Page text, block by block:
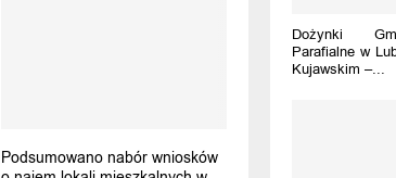
Podsumowano nabór wniosków
Dożynki
Parafialne w
Kujawskim –...